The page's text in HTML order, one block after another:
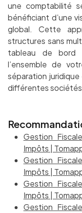
une comptabilité
bénéficiant d’une
global. Cette
structures sans
tableau de bord
l’ensemble de
séparation
différentes
Gestion
Impôts |
Gestion
Impôts |
Gestion
Impôts |
Gestion